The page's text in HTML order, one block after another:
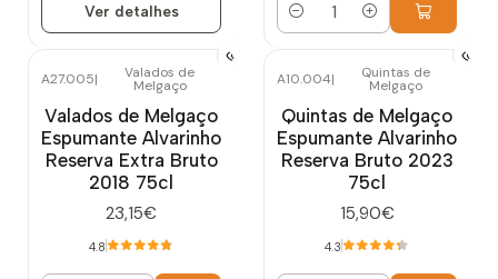
Ver detalhes
Quantidade
A27.005| Valados de
Melgaço
Valados de Melgaço
Espumante Alvarinho
Reserva Extra Bruto
2018 75cl
23,15€
4.8
A10.004| Quintas de
Melgaço
Quintas de Melgaço
Espumante Alvarinho
Reserva Bruto 2023
75cl
15,90€
4.3